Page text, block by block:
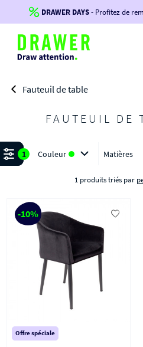
Jusqu'à-100€*sur votre
-voir conditions en
DRAWER DAYS- Profitez de
Fauteuil de table
FAUTEUIL DE
Affiner
1 Couleur Matières
1 produits triés par
-10%
Offre spéciale